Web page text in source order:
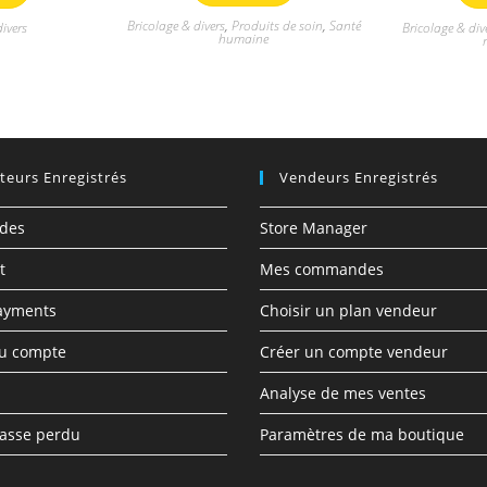
r
5
Bricolage & divers, Produits de soin, Santé
humaine
r
5
Bricolage &
Enregistrés
compte
perdu
Vendeurs Enregistrés
Store Manager
Mes commandes
Choisir un plan vendeur
Créer un compte vendeur
Analyse de mes ventes
Paramètres de ma boutique